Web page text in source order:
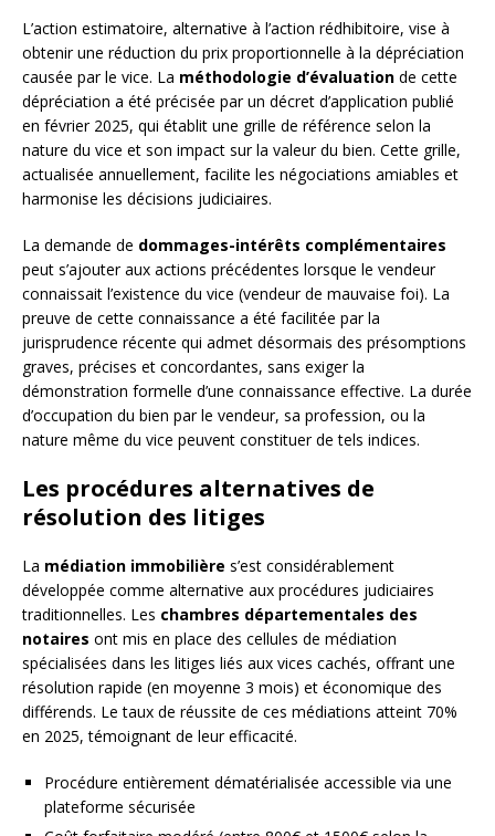
L’action estimatoire, alternative à l’action rédhibitoire, vise à
obtenir une réduction du prix proportionnelle à la dépréciation
causée par le vice. La méthodologie d’évaluation de cette
dépréciation a été précisée par un décret d’application publié
en février 2025, qui établit une grille de référence selon la
nature du vice et son impact sur la valeur du bien. Cette grille,
actualisée annuellement, facilite les négociations amiables et
harmonise les décisions judiciaires.
La demande de dommages-intérêts complémentaires
peut s’ajouter aux actions précédentes lorsque le vendeur
connaissait l’existence du vice (vendeur de mauvaise foi). La
preuve de cette connaissance a été facilitée par la
jurisprudence récente qui admet désormais des présomptions
graves, précises et concordantes, sans exiger la
démonstration formelle d’une connaissance effective. La durée
d’occupation du bien par le vendeur, sa profession, ou la
nature même du vice peuvent constituer de tels indices.
Les procédures alternatives de
résolution des litiges
La médiation immobilière s’est considérablement
développée comme alternative aux procédures judiciaires
traditionnelles. Les chambres départementales des
notaires ont mis en place des cellules de médiation
spécialisées dans les litiges liés aux vices cachés, offrant une
résolution rapide (en moyenne 3 mois) et économique des
différends. Le taux de réussite de ces médiations atteint 70%
en 2025, témoignant de leur efficacité.
Procédure entièrement dématérialisée accessible via une
plateforme sécurisée